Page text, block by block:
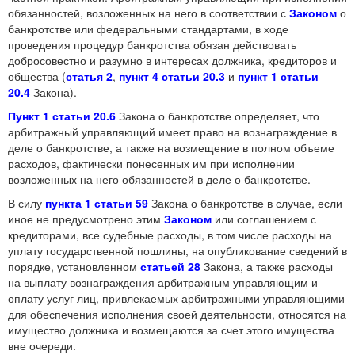
обязанностей, возложенных на него в соответствии с Законом о
банкротстве или федеральными стандартами, в ходе
проведения процедур банкротства обязан действовать
добросовестно и разумно в интересах должника, кредиторов и
общества (статья 2, пункт 4 статьи 20.3 и пункт 1 статьи
20.4 Закона).
Пункт 1 статьи 20.6 Закона о банкротстве определяет, что
арбитражный управляющий имеет право на вознаграждение в
деле о банкротстве, а также на возмещение в полном объеме
расходов, фактически понесенных им при исполнении
возложенных на него обязанностей в деле о банкротстве.
В силу пункта 1 статьи 59 Закона о банкротстве в случае, если
иное не предусмотрено этим Законом или соглашением с
кредиторами, все судебные расходы, в том числе расходы на
уплату государственной пошлины, на опубликование сведений в
порядке, установленном статьей 28 Закона, а также расходы
на выплату вознаграждения арбитражным управляющим и
оплату услуг лиц, привлекаемых арбитражными управляющими
для обеспечения исполнения своей деятельности, относятся на
имущество должника и возмещаются за счет этого имущества
вне очереди.